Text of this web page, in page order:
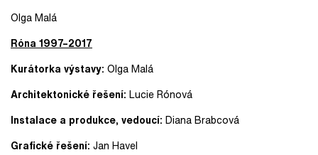
Olga Malá
Róna 1997–2017
Kurátorka výstavy: Olga Malá
Architektonické řešení: Lucie Rónová
Instalace a produkce, vedoucí: Diana Brabcová
Grafické řešení: Jan Havel